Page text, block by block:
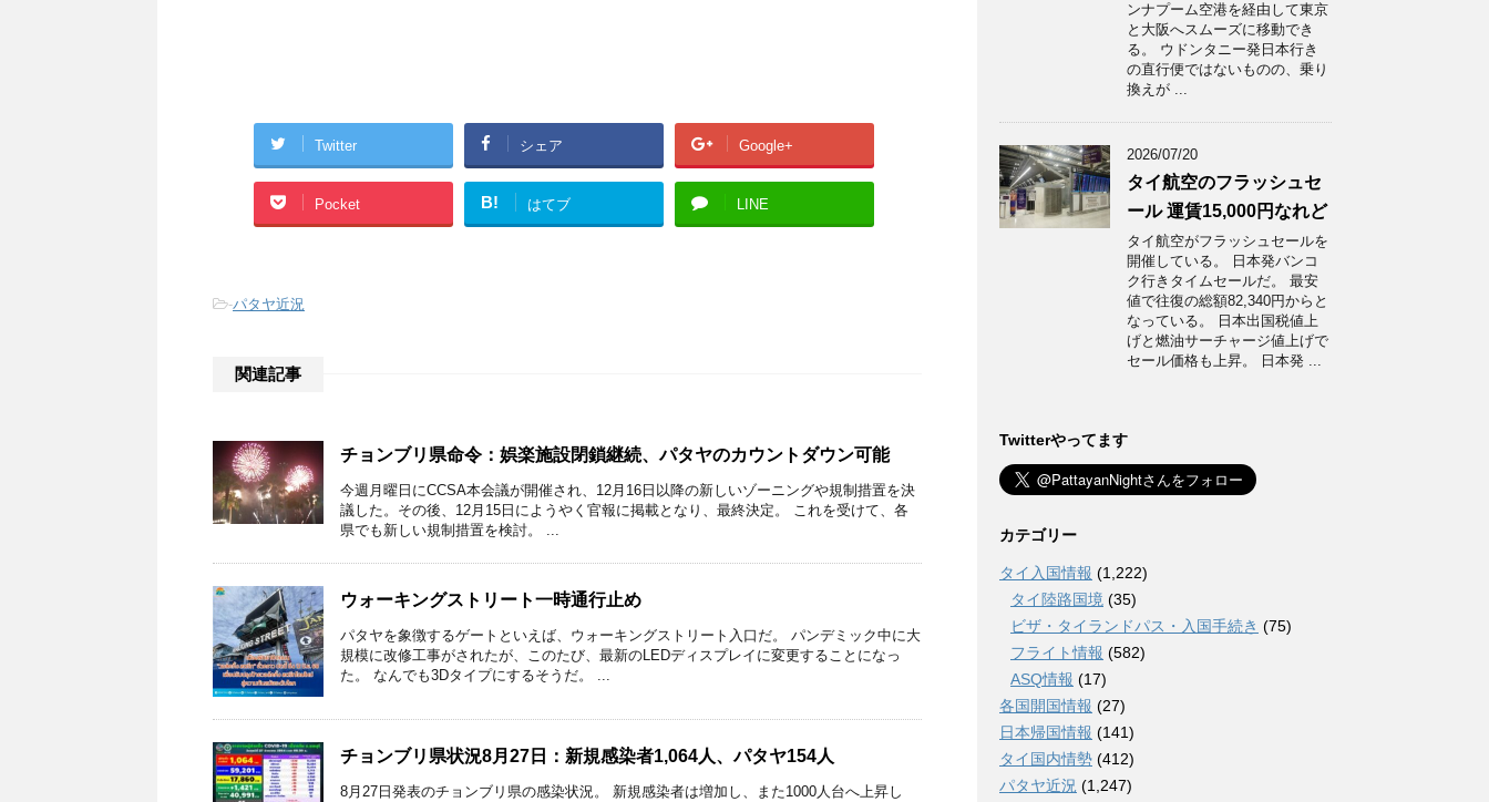
Twitter シェア Google+
Pocket B! はてブ LINE
-パタヤ近況
関連記事
チョンブリ県命令：娯楽施設閉鎖継続、パタヤのカウントダウン可能
今週月曜日にCCSA本会議が開催され、12月16日以降の新しいゾーニングや規制措置を決
議した。その後、12月15日にようやく官報に掲載となり、最終決定。 これを受けて、各
県でも新しい規制措置を検討。 ...
ウォーキングストリート一時通行止め
パタヤを象徴するゲートといえば、ウォーキングストリート入口だ。 パンデミック中に大
規模に改修工事がされたが、このたび、最新のLEDディスプレイに変更することになっ
た。 なんでも3Dタイプにするそうだ。 ...
チョンブリ県状況8月27日：新規感染者1,064人、パタヤ154人
8月27日発表のチョンブリ県の感染状況。 新規感染者は増加し、また1000人台へ上昇し
ンナプーム空港を経由して東京
と大阪へスムーズに移動でき
る。 ウドンタニー発日本行き
の直行便ではないものの、乗り
換えが ...
2026/07/20
タイ航空のフラッシュセ
ール 運賃15,000円なれど
タイ航空がフラッシュセールを
開催している。 日本発バンコ
ク行きタイムセールだ。 最安
値で往復の総額82,340円からと
なっている。 日本出国税値上
げと燃油サーチャージ値上げで
セール価格も上昇。 日本発 ...
Twitterやってます
カテゴリー
タイ入国情報 (1,222)
タイ陸路国境 (35)
ビザ・タイランドパス・入国手続き (75)
フライト情報 (582)
ASQ情報 (17)
各国開国情報 (27)
日本帰国情報 (141)
タイ国内情勢 (412)
パタヤ近況 (1,247)